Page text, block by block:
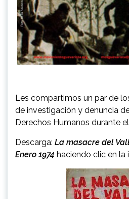
Les compartimos un par de
de investigación y denuncia
Derechos Humanos durante
Descarga: La masacre del
Enero 1974 haciendo clic en la